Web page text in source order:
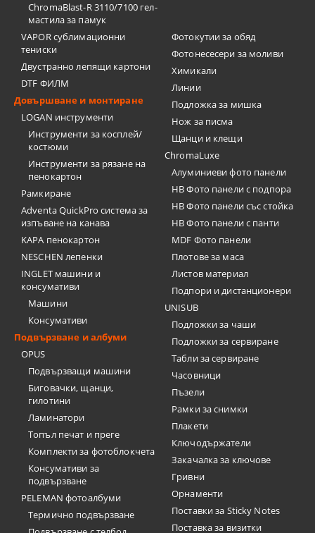
ChromaBlast-R 3110/7100 гел-
мастила за памук
VAPOR сублимационни
тениски
Двустранно лепящи картони
DTF ФИЛМ
Довършване и монтиране
LOGAN инструменти
Инструменти за косплей/
костюми
Инструменти за рязане на
пенокартон
Рамкиране
Adventa QuickPro система за
изпъване на канава
KAPA пенокартон
NESCHEN лепенки
INGLET машини и
консумативи
Машини
Консумативи
Подвързване и албуми
OPUS
Подвързващи машини
Биговачки, щанци,
гилотини
Ламинатори
Топъл печат и преге
Комплекти за фотоблокчета
Консумативи за
подвързване
PELEMAN фотоалбуми
Термично подвързване
Фотокутии за обяд
Фотонесесери за моливи
Химикали
Линии
Подложка за мишка
Нож за писма
Щанци и клещи
ChromaLuxe
Алуминиеви фото панели
HB Фото панели с подпора
HB Фото панели със стойка
HB Фото панели с панти
MDF Фото панели
Плотове за маса
Листов материал
Подпори и дистанционери
UNISUB
Подложки за чаши
Подложки за сервиране
Табли за сервиране
Часовници
Пъзели
Рамки за снимки
Плакети
Ключодържатели
Закачалка за ключове
Гривни
Орнаменти
Поставки за Sticky Notes
Поставка за визитки